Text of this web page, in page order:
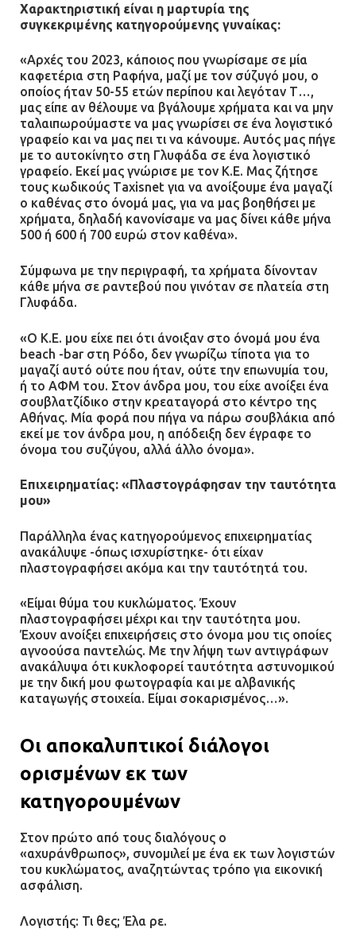
Χαρακτηριστική είναι η μαρτυρία της
συγκεκριμένης κατηγορούμενης γυναίκας:
«Αρχές του 2023, κάποιος που γνωρίσαμε σε μία
καφετέρια στη Ραφήνα, μαζί με τον σύζυγό μου, ο
οποίος ήταν 50-55 ετών περίπου και λεγόταν Τ…,
μας είπε αν θέλουμε να βγάλουμε χρήματα και να μην
ταλαιπωρούμαστε να μας γνωρίσει σε ένα λογιστικό
γραφείο και να μας πει τι να κάνουμε. Αυτός μας πήγε
με το αυτοκίνητο στη Γλυφάδα σε ένα λογιστικό
γραφείο. Εκεί μας γνώρισε με τον Κ.Ε. Μας ζήτησε
τους κωδικούς Τaxisnet για να ανοίξουμε ένα μαγαζί
ο καθένας στο όνομά μας, για να μας βοηθήσει με
χρήματα, δηλαδή κανονίσαμε να μας δίνει κάθε μήνα
500 ή 600 ή 700 ευρώ στον καθένα».
Σύμφωνα με την περιγραφή, τα χρήματα δίνονταν
κάθε μήνα σε ραντεβού που γινόταν σε πλατεία στη
Γλυφάδα.
«Ο Κ.Ε. μου είχε πει ότι άνοιξαν στο όνομά μου ένα
beach -bar στη Ρόδο, δεν γνωρίζω τίποτα για το
μαγαζί αυτό ούτε που ήταν, ούτε την επωνυμία του,
ή το ΑΦΜ του. Στον άνδρα μου, του είχε ανοίξει ένα
σουβλατζίδικο στην κρεαταγορά στο κέντρο της
Αθήνας. Μία φορά που πήγα να πάρω σουβλάκια από
εκεί με τον άνδρα μου, η απόδειξη δεν έγραφε το
όνομα του συζύγου, αλλά άλλο όνομα».
Επιχειρηματίας: «Πλαστογράφησαν την ταυτότητα
μου»
Παράλληλα ένας κατηγορούμενος επιχειρηματίας
ανακάλυψε -όπως ισχυρίστηκε- ότι είχαν
πλαστογραφήσει ακόμα και την ταυτότητά του.
«Είμαι θύμα του κυκλώματος. Έχουν
πλαστογραφήσει μέχρι και την ταυτότητα μου.
Έχουν ανοίξει επιχειρήσεις στο όνομα μου τις οποίες
αγνοούσα παντελώς. Με την λήψη των αντιγράφων
ανακάλυψα ότι κυκλοφορεί ταυτότητα αστυνομικού
με την δική μου φωτογραφία και με αλβανικής
καταγωγής στοιχεία. Είμαι σοκαρισμένος…».
Οι αποκαλυπτικοί διάλογοι
ορισμένων εκ των
κατηγορουμένων
Στον πρώτο από τους διαλόγους ο
«αχυράνθρωπος», συνομιλεί με ένα εκ των λογιστών
του κυκλώματος, αναζητώντας τρόπο για εικονική
ασφάλιση.
Λογιστής: Τι θες; Έλα ρε.